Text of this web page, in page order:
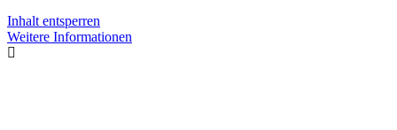
Inhalt entsperren
Weitere Informationen